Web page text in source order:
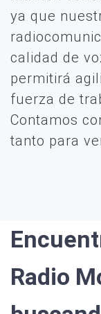
ya que
calidad de
permitirá
fuerza de
Contamos
tanto para
Radio